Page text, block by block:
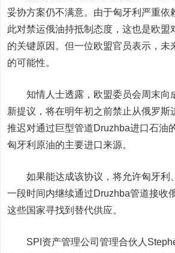
妥协方案仍不满意。由于匈牙利严重依
此对禁运俄油持抵制态度，这也是欧盟
的关键原因。但一位欧盟官员表示，未
的可能性。
知情人士透露，欧盟委员会周末向
新提议，将在明年初之前禁止从俄罗斯
推迟对通过巨型管道Druzhba进口石油
匈牙利原油的主要进口来源。
如果能达成该协议，将允许匈牙利
一段时间内继续通过Druzhba管道接收
这些国家寻找到替代供应。
SPI资产管理公司管理合伙人